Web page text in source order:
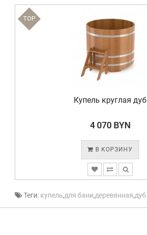
TOP
Купель круглая дуб
4 070 BYN
В КОРЗИНУ
Теги: купель,для бани,деревянная,дуб